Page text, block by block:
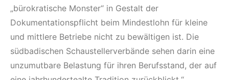
„bürokratische Monster“ in Gestalt der
Dokumentationspflicht beim Mindestlohn für kleine
und mittlere Betriebe nicht zu bewältigen ist. Die
südbadischen Schaustellerverbände sehen darin eine
unzumutbare Belastung für ihren Berufsstand, der auf